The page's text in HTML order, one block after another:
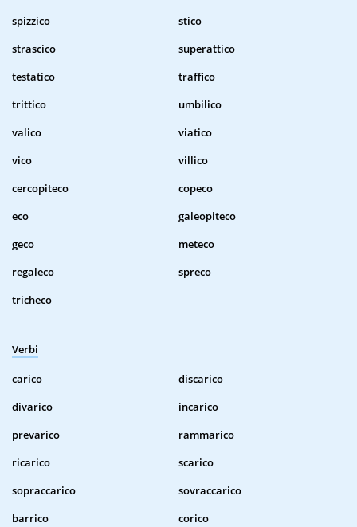
spizzico
stico
strascico
superattico
testatico
traffico
trittico
umbilico
valico
viatico
vico
villico
cercopiteco
copeco
eco
galeopiteco
geco
meteco
regaleco
spreco
tricheco
Verbi
carico
discarico
divarico
incarico
prevarico
rammarico
ricarico
scarico
sopraccarico
sovraccarico
barrico
corico